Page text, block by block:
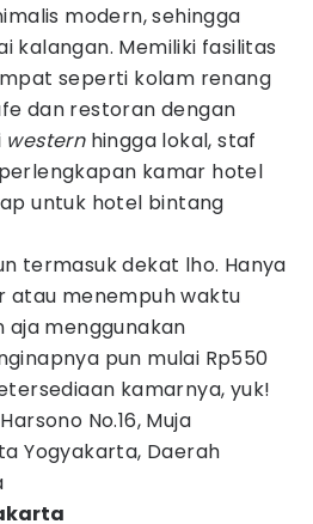
modern, sehingga
kalangan. Memiliki fasilitas
seperti kolam renang
dan restoran dengan
western hingga lokal, staf
kamar hotel
untuk hotel bintang
termasuk dekat lho. Hanya
atau menempuh waktu
menggunakan
pun mulai Rp550
kamarnya, yuk!
No.16, Muja
Yogyakarta, Daerah